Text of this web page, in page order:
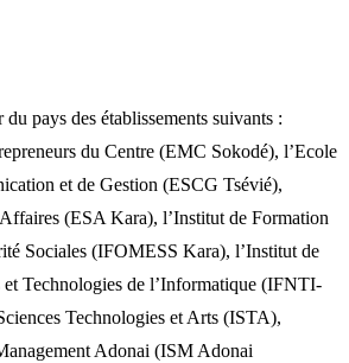
du pays des établissements suivants :
du Centre (EMC Sokodé), l’Ecole
et de Gestion (ESCG Tsévié),
(ESA Kara), l’Institut de Formation
Sociales (IFOMESS Kara), l’Institut de
Technologies de l’Informatique (IFNTI-
Technologies et Arts (ISTA),
Adonai (ISM Adonai